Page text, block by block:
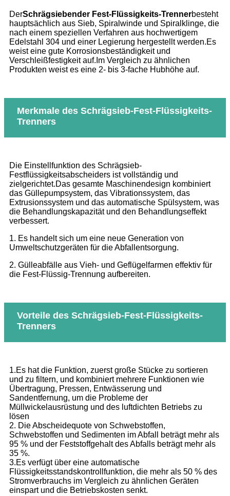
DerSchrägsiebender Fest-Flüssigkeits-Trennerbesteht
hauptsächlich aus Sieb, Spiralwinde und Spiralklinge, die
nach einem speziellen Verfahren aus hochwertigem
Edelstahl 304 und einer Legierung hergestellt werden.Es
weist eine gute Korrosionsbeständigkeit und
Verschleißfestigkeit auf.Im Vergleich zu ähnlichen
Produkten weist es eine 2- bis 3-fache Hubhöhe auf.
Merkmale des Schrägsieb-Fest-Flüssigkeits-
Trenners
Die Einstellfunktion des Schrägsieb-
Festflüssigkeitsabscheiders ist vollständig und
zielgerichtet.Das gesamte Maschinendesign kombiniert
das Güllepumpsystem, das Vibrationssystem, das
Extrusionssystem und das automatische Spülsystem, was
die Behandlungskapazität und den Behandlungseffekt
verbessert.
1. Es handelt sich um eine neue Generation von
Umweltschutzgeräten für die Abfallentsorgung.
2. Gülleabfälle aus Vieh- und Geflügelfarmen effektiv für
die Fest-Flüssig-Trennung aufbereiten.
Vorteile des Schrägsieb-Fest-Flüssigkeits-
Trenners
1.Es hat die Funktion, zuerst große Stücke zu sortieren
und zu filtern, und kombiniert mehrere Funktionen wie
Übertragung, Pressen, Entwässerung und
Sandentfernung, um die Probleme der
Müllwickelausrüstung und des luftdichten Betriebs zu
lösen
2. Die Abscheidequote von Schwebstoffen,
Schwebstoffen und Sedimenten im Abfall beträgt mehr als
95 % und der Feststoffgehalt des Abfalls beträgt mehr als
35 %.
3.Es verfügt über eine automatische
Flüssigkeitsstandskontrollfunktion, die mehr als 50 % des
Stromverbrauchs im Vergleich zu ähnlichen Geräten
einspart und die Betriebskosten senkt.